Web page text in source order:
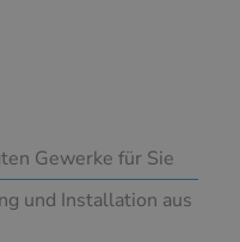
Gewerke für Sie
und Installation aus